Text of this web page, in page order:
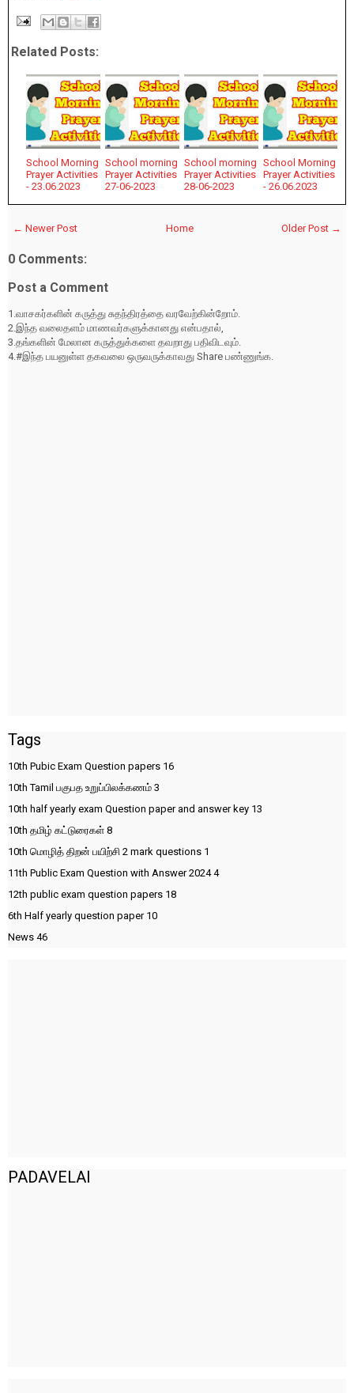
Related Posts:
School Morning
Prayer Activities
- 23.06.2023
School morning
Prayer Activities
27-06-2023
School morning
Prayer Activities
28-06-2023
School Morning
Prayer Activities
- 26.06.2023
← Newer Post Older Post →
Home
0 Comments:
Post a Comment
1.வாசகர்களின் கருத்து சுதந்திரத்தை வரவேற்கின்றோம்.
2.இந்த வலைதளம் மாணவர்களுக்கானது என்பதால்,
3.தங்களின் மேலான கருத்துக்களை தவறாது பதிவிடவும்.
4.#இந்த பயனுள்ள தகவலை ஒருவருக்காவது Share பண்ணுங்க.
Tags
10th Pubic Exam Question papers 16
10th Tamil பகுபத உறுப்பிலக்கணம் 3
10th half yearly exam Question paper and answer key 13
10th தமிழ் கட்டுரைகள் 8
10th மொழித் திறன் பயிற்சி 2 mark questions 1
11th Public Exam Question with Answer 20244
12th public exam question papers 18
6th Half yearly question paper 10
News 46
PADAVELAI